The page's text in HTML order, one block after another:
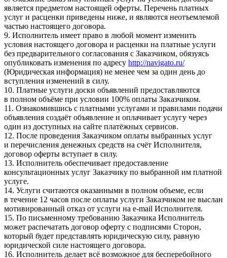
является предметом настоящей оферты. Перечень платных
услуг и расценки приведены ниже, и являются неотъемлемой
частью настоящего договора.
9. Исполнитель имеет право в любой момент изменить
условия настоящего договора и расценки на платные услуги
без предварительного согласования с Заказчиком, обязуясь
опубликовать изменения по адресу http://navigato.ru/
(Юридическая информация) не менее чем за один день до
вступления изменений в силу.
10. Платные услуги доски объявлений предоставляются
в полном объёме при условии 100% оплаты Заказчиком.
11. Ознакомившись с платными услугами и правилами подачи
объявления создаёт объявление и оплачивает услугу через
один из доступных на сайте платёжных сервисов.
12. После проведения Заказчиком оплаты выбранных услуг
и перечисления денежных средств на счёт Исполнителя,
договор оферты вступает в силу.
13. Исполнитель обеспечивает предоставление
консультационных услуг Заказчику по выбранной им платной
услуге.
14. Услуги считаются оказанными в полном объеме, если
в течение 12 часов после оплаты услуги Заказчиком не выслан
мотивированный отказ от услуги на e-mail Исполнителя.
15. По письменному требованию Заказчика Исполнитель
может распечатать договор оферту с подписями Сторон,
который будет представлять юридическую силу, равную
юридической силе настоящего договора.
16. Исполнитель делает всё возможное для бесперебойного